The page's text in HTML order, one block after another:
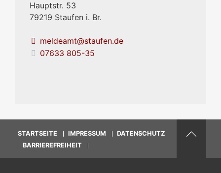
Hauptstr. 53
79219 Staufen i. Br.
meldeamt@staufen.de
07633 805-35
STARTSEITE IMPRESSUM
DATENSCHUTZ
BARRIEREFREIHEIT